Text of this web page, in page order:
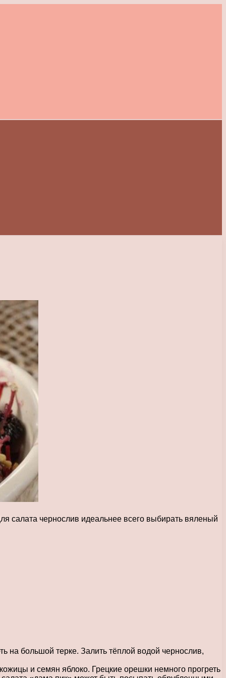
салата чернослив идеальнее всего выбирать вяленый
на большой терке. Залить тёплой водой чернослив,
и семян яблоко. Грецкие орешки немного прогреть